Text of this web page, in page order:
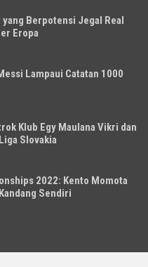
Berpotensi Jegal Real
Eropa
Lampaui Catatan 1000
Klub Egy Maulana Vikri dan
Slovakia
2022: Kento Momota
Sendiri